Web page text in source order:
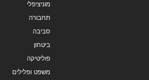
מוניציפלי
תחבורה
סביבה
ביטחון
פוליטיקה
משפט ופלילים